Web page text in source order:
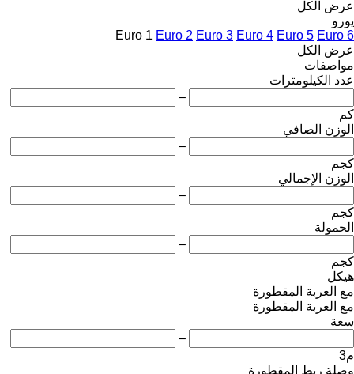
عرض الكل
يورو
Euro 1 Euro 2 Euro 3 Euro 4 Euro 5 Euro 6
عرض الكل
مواصفات
عدد الكيلومترات
–
كم
الوزن الصافي
–
كجم
الوزن الإجمالي
–
كجم
الحمولة
–
كجم
هيكل
مع العربة المقطورة
مع العربة المقطورة
سعة
–
م3
وصلة ربط المقطورة